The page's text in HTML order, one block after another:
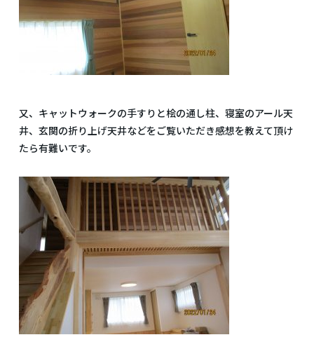
又、キャットウォークの手すりと桧の通し柱、寝室のアール天
井、玄関の折り上げ天井などをご覧いただき感想を教えて頂け
たら有難いです。